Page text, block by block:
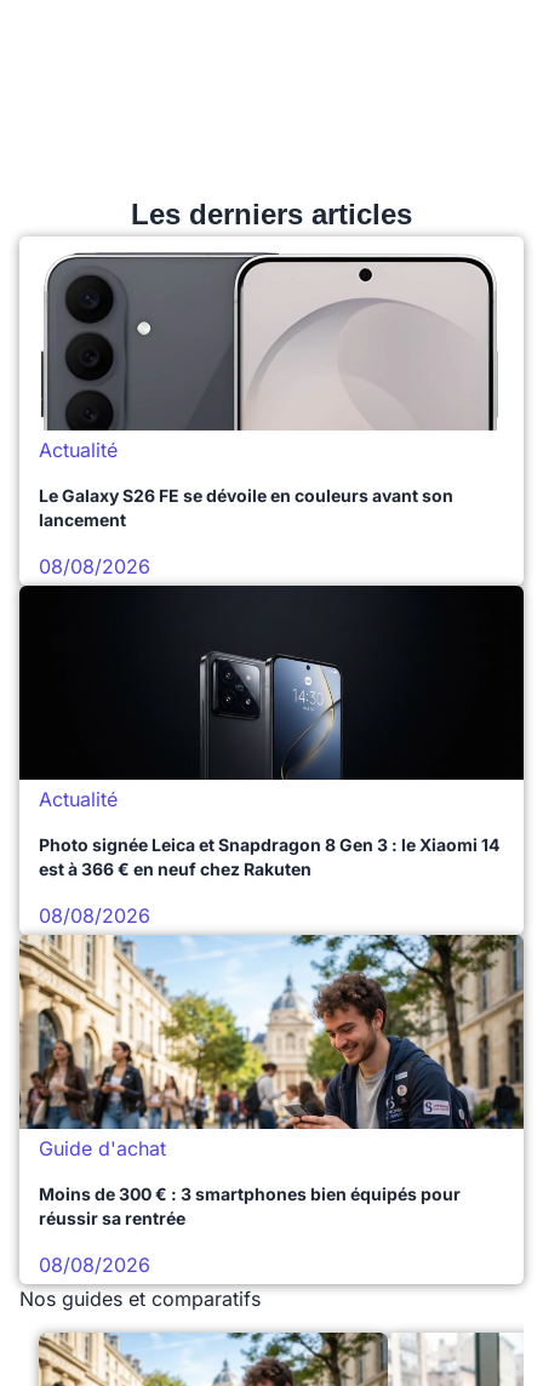
Les derniers articles
Actualité
Le Galaxy S26 FE se dévoile en couleurs avant son
lancement
08/08/2026
Actualité
Photo signée Leica et Snapdragon 8 Gen 3 : le Xiaomi 14
est à 366 € en neuf chez Rakuten
08/08/2026
Guide d'achat
Moins de 300 € : 3 smartphones bien équipés pour
réussir sa rentrée
08/08/2026
Nos guides et comparatifs